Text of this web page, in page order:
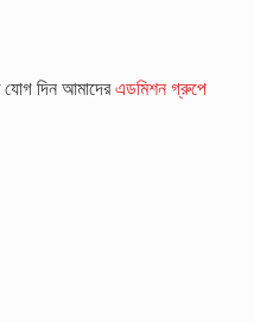
যোগ দিন আমাদেরএডমিশন গ্রুপে